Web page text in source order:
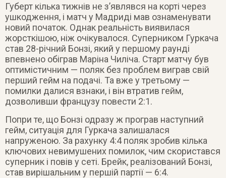
Губерт кілька тижнів не з’являвся на корті через
ушкодження, і матч у Мадриді мав ознаменувати
новий початок. Однак реальність виявилася
жорсткішою, ніж очікувалося. Суперником Гуркача
став 28-річний Бонзі, який у першому раунді
впевнено обіграв Маріна Чиліча. Старт матчу був
оптимістичним — поляк без проблем виграв свій
перший гейм на подачі. Та вже у третьому —
помилки далися взнаки, і він втратив гейм,
дозволивши французу повести 2:1.
Попри те, що Бонзі одразу ж програв наступний
гейм, ситуація для Гуркача залишалася
напруженою. За рахунку 4:4 поляк зробив кілька
ключових невимушених помилок, чим скористався
суперник і повів у сеті. Брейк, реалізований Бонзі,
став вирішальним у першій партії — 6:4.